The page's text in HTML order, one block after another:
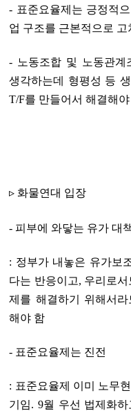
- 표준요율제는 긍정적
업 구조를 근본적으로 고
- 노동조합 및 노동관계
생각하는데 형평성 등
T/F를 만들어서 해결해야
▹ 화물연대 입장
- 피부에 와닿는 유가 대
: 정부가 내놓은 유가보
다는 반응이고, 우리로
제를 해결하기 위해서
해야 함
- 표준요율제는 진전
: 표준요율제 이미 노무
기임. 9월 우선 법제화